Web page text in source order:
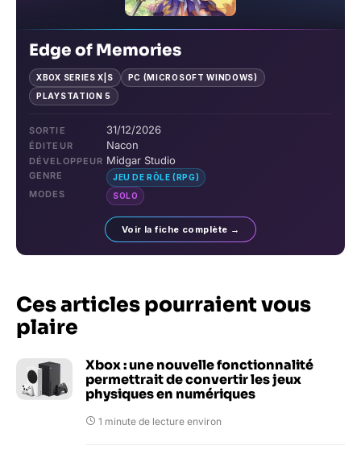
Edge of Memories
XBOX SERIES X|S
PC (MICROSOFT WINDOWS)
PLAYSTATION 5
SORTIE 31/12/2026
ÉDITEUR Nacon
DÉVELOPPEUR Midgar Studio
GENRE JEU DE RÔLE (RPG)
MODES SOLO
Voir la fiche complète →
Ces articles pourraient vous
plaire
Xbox : une nouvelle fonctionnalité
permettrait de convertir les jeux
physiques en numériques
1 minute de lecture environ